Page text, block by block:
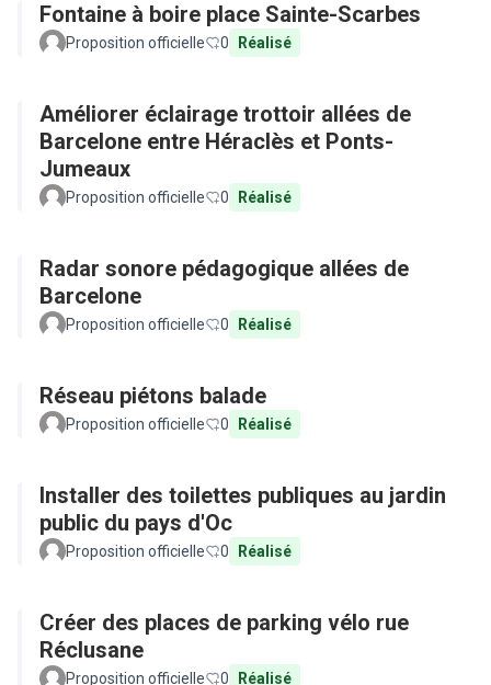
Fontaine à boire place Sainte-Scarbes
Proposition officielle 0 Réalisé
Améliorer éclairage trottoir allées de
Barcelone entre Héraclès et Ponts-
Jumeaux
Proposition officielle 0 Réalisé
Radar sonore pédagogique allées de
Barcelone
Proposition officielle 0 Réalisé
Réseau piétons balade
Proposition officielle 0 Réalisé
Installer des toilettes publiques au jardin
public du pays d'Oc
Proposition officielle 0 Réalisé
Créer des places de parking vélo rue
Réclusane
Proposition officielle 0 Réalisé